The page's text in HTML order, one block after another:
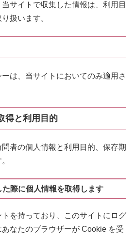
サイトで収集した情報は、利用目
扱います。
は、当サイトにおいてのみ適用さ
得と利用目的
者の個人情報と利用目的、保存期
際に個人情報を取得します
を持っており、このサイトにログ
なたのブラウザーが Cookie を受